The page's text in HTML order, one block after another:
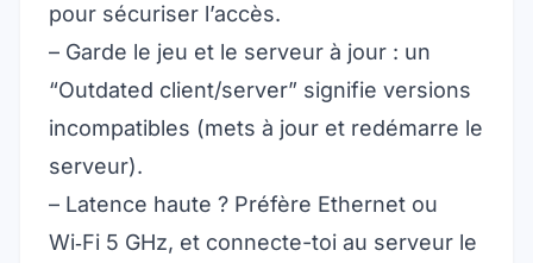
pour sécuriser l’accès.
– Garde le jeu et le serveur à jour : un
“Outdated client/server” signifie versions
incompatibles (mets à jour et redémarre le
serveur).
– Latence haute ? Préfère Ethernet ou
Wi‑Fi 5 GHz, et connecte-toi au serveur le